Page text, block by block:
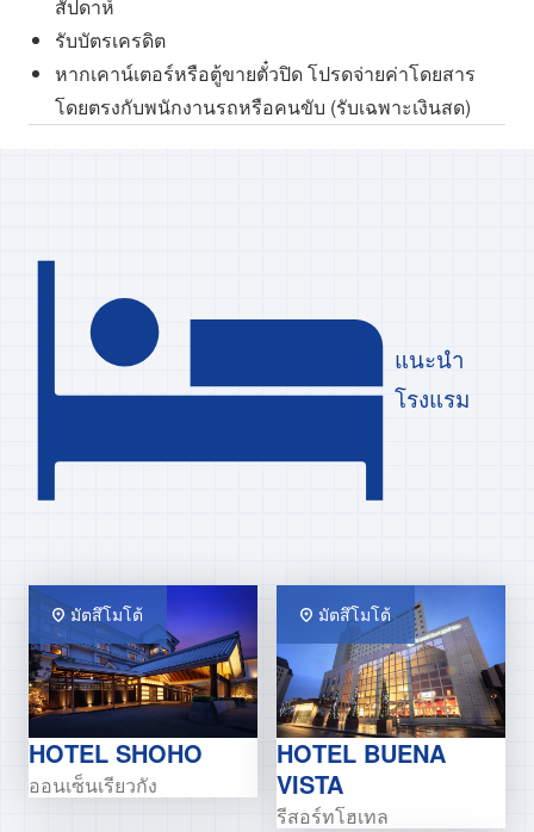
สัปดาห์
รับบัตรเครดิต
หากเคาน์เตอร์หรือตู้ขายตั๋วปิด โปรดจ่ายค่าโดยสาร
โดยตรงกับพนักงานรถหรือคนขับ (รับเฉพาะเงินสด)
แนะนำ
โรงแรม
มัตสึโมโต้
HOTEL SHOHO
ออนเซ็นเรียวกัง
มัตสึโมโต้
HOTEL BUENA
VISTA
รีสอร์ทโฮเทล